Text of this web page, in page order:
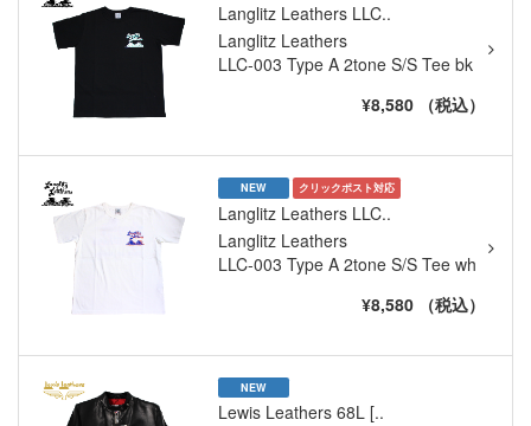
Langlitz Leathers LLC..
Langlitz Leathers
LLC-003 Type A 2tone S/S Tee bk
¥8,580 （税込）
NEW クリックポスト対応
Langlitz Leathers LLC..
Langlitz Leathers
LLC-003 Type A 2tone S/S Tee wh
¥8,580 （税込）
NEW
Lewis Leathers 68L [..